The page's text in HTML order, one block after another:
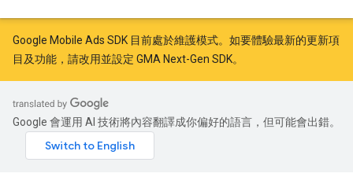
Google Mobile Ads SDK 目前處於維護模式。如要體驗最新的更新項
目及功能，請改用並設定 GMA Next-Gen SDK。
Google 會運用 AI 技術將內容翻譯成你偏好的語言，但可能會出錯。